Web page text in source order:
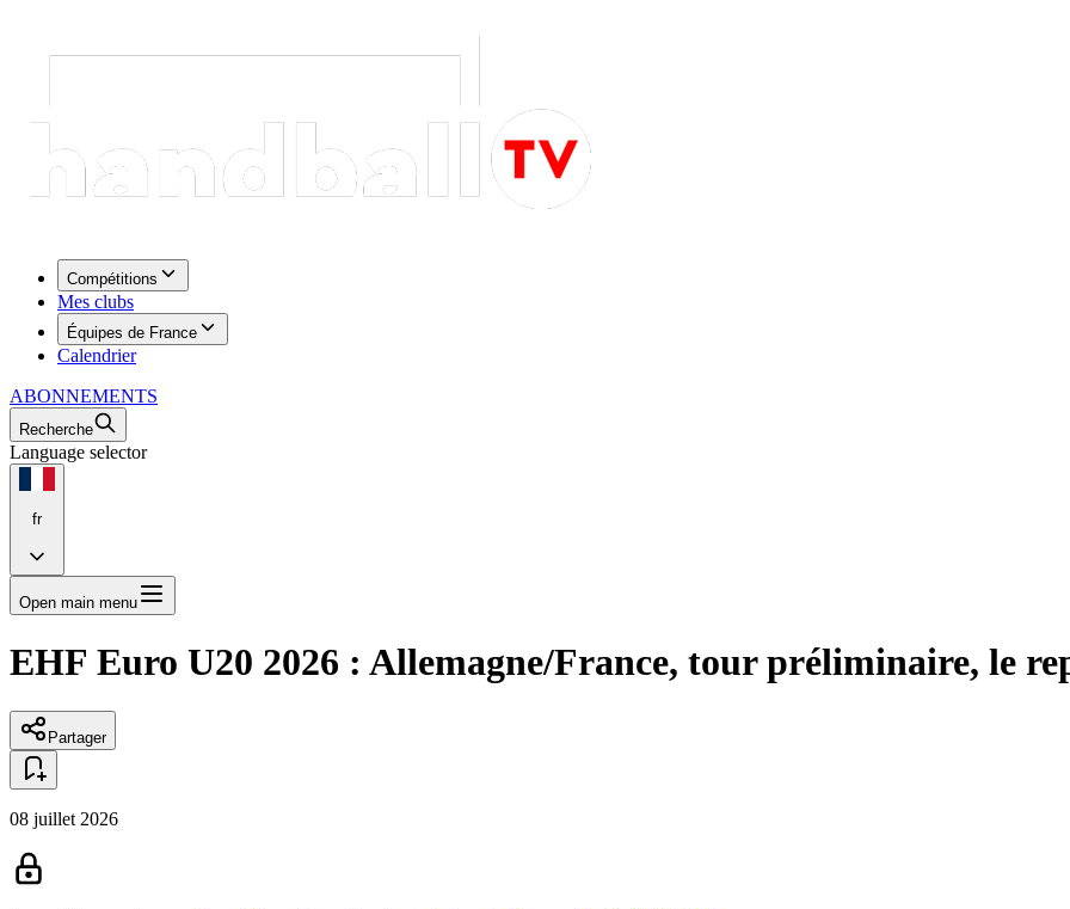
Compétitions
Mes clubs
Équipes de France
Calendrier
ABONNEMENTS
Recherche
Language selector
fr
Open main menu
EHF Euro U20 2026 : Allemagne/France, tour préliminaire, le
Partager
08 juillet 2026